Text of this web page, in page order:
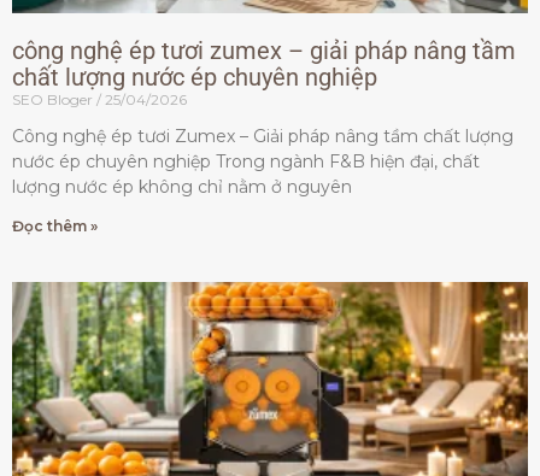
công nghệ ép tươi zumex – giải pháp nâng tầm
chất lượng nước ép chuyên nghiệp
SEO Bloger 25/04/2026
Công nghệ ép tươi Zumex – Giải pháp nâng tầm chất lượng
nước ép chuyên nghiệp Trong ngành F&B hiện đại, chất
lượng nước ép không chỉ nằm ở nguyên
Đọc thêm »